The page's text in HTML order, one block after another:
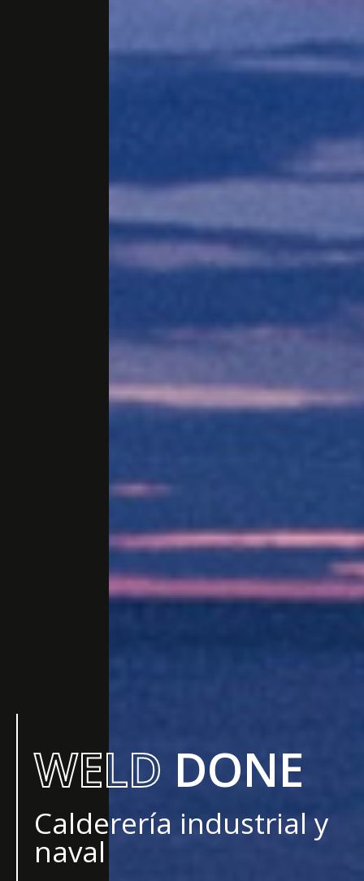
WELD DONE
Calderería industrial y
naval